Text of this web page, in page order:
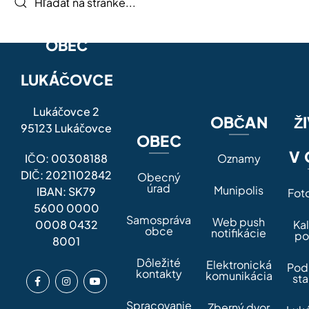
OBEC
LUKÁČOVCE
Lukáčovce 2
95123 Lukáčovce
IČO: 00308188
DIČ: 2021102842
IBAN: SK79
5600 0000
0008 0432
8001
OBEC
Obecný
úrad
Samospráva
obce
Dôležité
kontakty
Spracovanie
OBČAN
Oznamy
Munipolis
Web push
notifikácie
Elektronická
komunikácia
V